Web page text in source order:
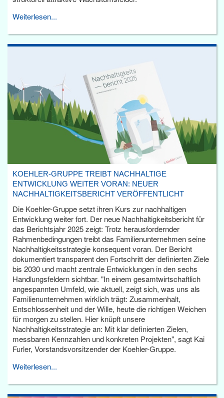
Weiterlesen...
KOEHLER-GRUPPE TREIBT NACHHALTIGE
ENTWICKLUNG WEITER VORAN: NEUER
NACHHALTIGKEITSBERICHT VERÖFFENTLICHT
Die Koehler-Gruppe setzt ihren Kurs zur nachhaltigen
Entwicklung weiter fort. Der neue Nachhaltigkeitsbericht für
das Berichtsjahr 2025 zeigt: Trotz herausfordernder
Rahmenbedingungen treibt das Familienunternehmen seine
Nachhaltigkeitsstrategie konsequent voran. Der Bericht
dokumentiert transparent den Fortschritt der definierten Ziele
bis 2030 und macht zentrale Entwicklungen in den sechs
Handlungsfeldern sichtbar. "In einem gesamtwirtschaftlich
angespannten Umfeld, wie aktuell, zeigt sich, was uns als
Familienunternehmen wirklich trägt: Zusammenhalt,
Entschlossenheit und der Wille, heute die richtigen Weichen
für morgen zu stellen. Hier knüpft unsere
Nachhaltigkeitsstrategie an: Mit klar definierten Zielen,
messbaren Kennzahlen und konkreten Projekten", sagt Kai
Furler, Vorstandsvorsitzender der Koehler-Gruppe.
Weiterlesen...